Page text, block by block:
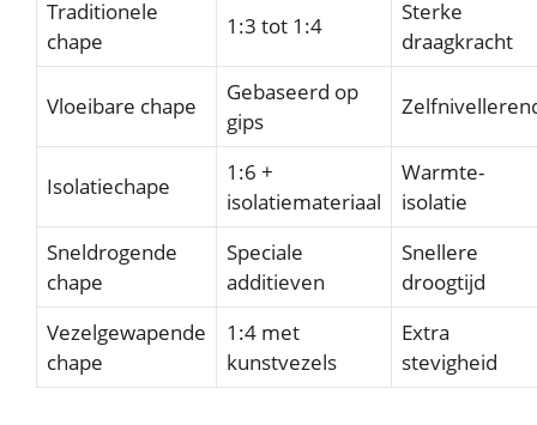
Traditionele
chape
1:3 tot 1:4
Sterke
draagkracht
Vloeibare chape
Gebaseerd op
gips
Isolatiechape
1:6 +
isolatiemateriaal
Warmte-
isolatie
Sneldrogende
chape
Speciale
additieven
Snellere
droogtijd
Vezelgewapende
chape
1:4 met
kunstvezels
Extra
stevigheid